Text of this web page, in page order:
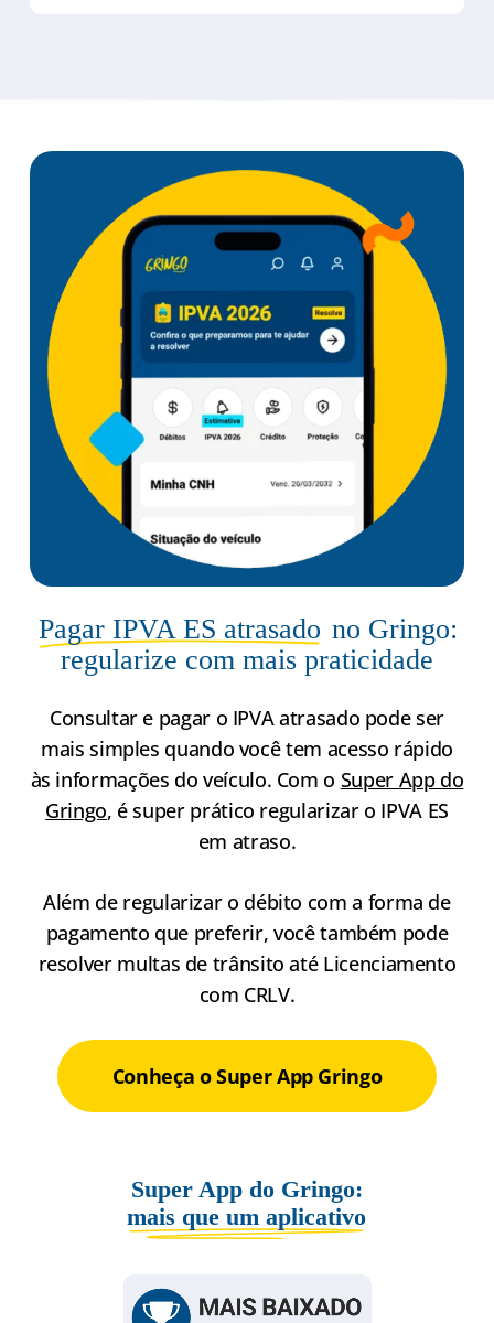
Pagar IPVA ES atrasado no Gringo:
regularize com mais praticidade
Consultar e pagar o IPVA atrasado pode ser
mais simples quando você tem acesso rápido
às informações do veículo. Com o Super App do
Gringo, é super prático regularizar o IPVA ES
em atraso.
Além de regularizar o débito com a forma de
pagamento que preferir, você também pode
resolver multas de trânsito até Licenciamento
com CRLV.
Conheça o Super App Gringo
Super App do Gringo:
mais que um aplicativo